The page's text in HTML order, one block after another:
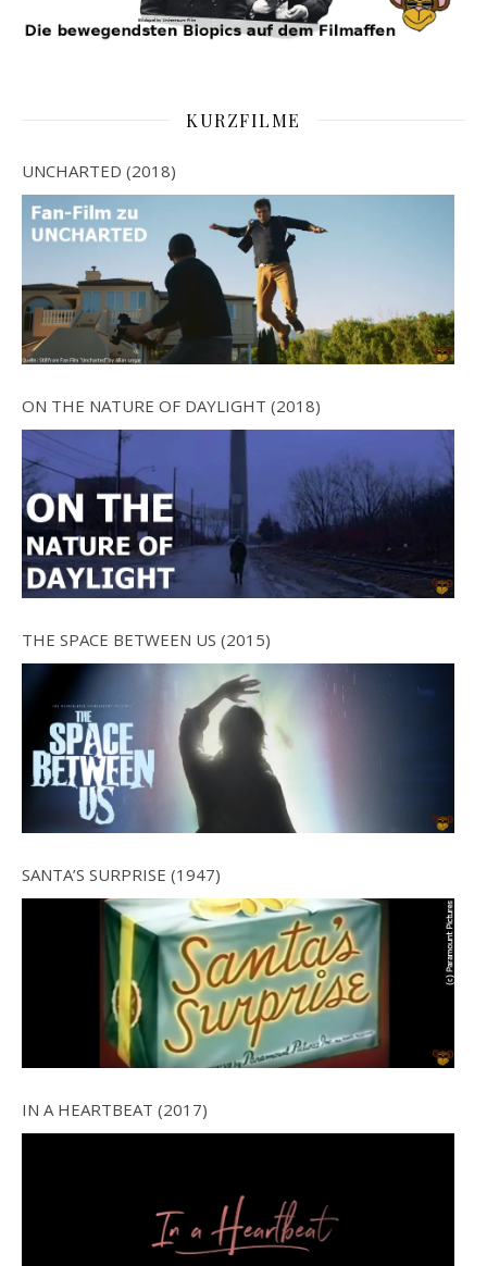
KURZFILME
UNCHARTED (2018)
ON THE NATURE OF DAYLIGHT (2018)
THE SPACE BETWEEN US (2015)
SANTA’S SURPRISE (1947)
IN A HEARTBEAT (2017)